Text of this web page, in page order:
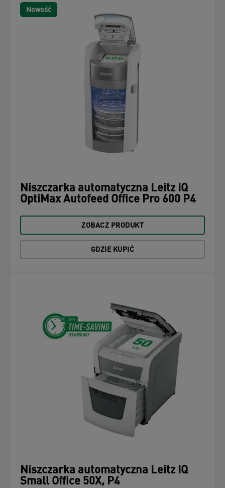
Nowość
Niszczarka automatyczna Leitz IQ
OptiMax Autofeed Office Pro 600 P4
ZOBACZ PRODUKT
GDZIE KUPIĆ
Niszczarka automatyczna Leitz IQ
Small Office 50X, P4